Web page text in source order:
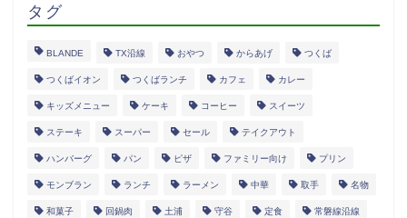
タグ
BLANDE TX沿線 おやつ からあげ つくば
つくばイオン つくばランチ カフェ カレー
キッズメニュー ケーキ コーヒー スイーツ
ステーキ スーパー セール テイクアウト
ハンバーグ パン ピザ ファミリー向け プリン
モンブラン ランチ ラーメン 中華 取手 名物
和菓子 回鍋肉 土浦 守谷 定食 常磐線沿線